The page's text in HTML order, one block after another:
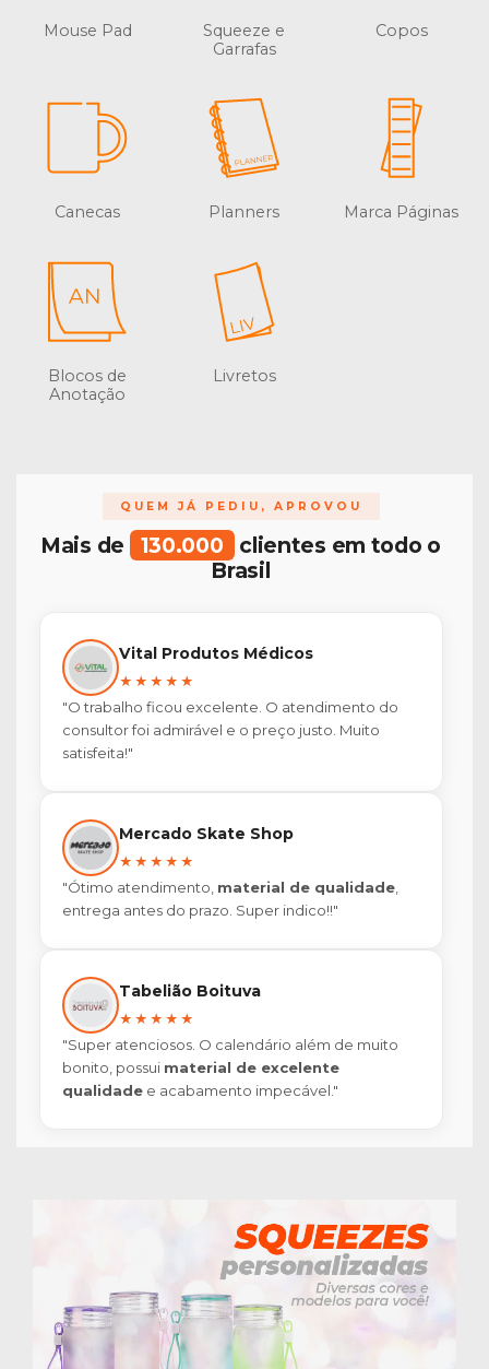
Mouse Pad
Squeeze e
Garrafas
Copos
Canecas Planners Marca Páginas
Blocos de
Anotação
Livretos
QUEM JÁ PEDIU, APROVOU
Mais de 130.000
clientes em todo o
Brasil
Vital Produtos Médicos
★★★★★
"O trabalho ficou excelente. O atendimento do
consultor foi admirável e o preço justo. Muito
satisfeita!"
Mercado Skate Shop
★★★★★
"Ótimo atendimento, material de qualidade,
entrega antes do prazo. Super indico!!"
Tabelião Boituva
★★★★★
"Super atenciosos. O calendário além de muito
bonito, possui material de excelente
qualidadee acabamento impecável."